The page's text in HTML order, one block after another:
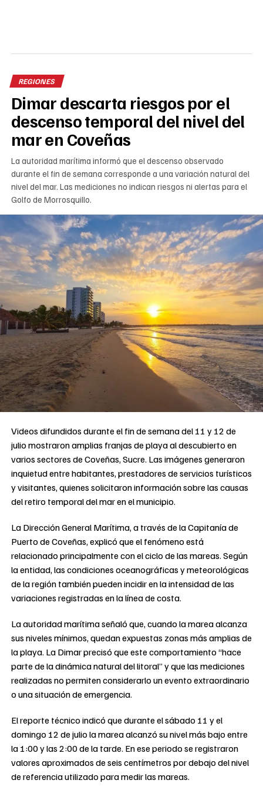
REGIONES
Dimar descarta riesgos por el
descenso temporal del nivel del
mar en Coveñas
La autoridad marítima informó que el descenso observado
durante el fin de semana corresponde a una variación natural del
nivel del mar. Las mediciones no indican riesgos ni alertas para el
Golfo de Morrosquillo.
Videos difundidos durante el fin de semana del 11 y 12 de
julio mostraron amplias franjas de playa al descubierto en
varios sectores de Coveñas, Sucre. Las imágenes generaron
inquietud entre habitantes, prestadores de servicios turísticos
y visitantes, quienes solicitaron información sobre las causas
del retiro temporal del mar en el municipio.
La Dirección General Marítima, a través de la Capitanía de
Puerto de Coveñas, explicó que el fenómeno está
relacionado principalmente con el ciclo de las mareas. Según
la entidad, las condiciones oceanográficas y meteorológicas
de la región también pueden incidir en la intensidad de las
variaciones registradas en la línea de costa.
La autoridad marítima señaló que, cuando la marea alcanza
sus niveles mínimos, quedan expuestas zonas más amplias de
la playa. La Dimar precisó que este comportamiento “hace
parte de la dinámica natural del litoral” y que las mediciones
realizadas no permiten considerarlo un evento extraordinario
o una situación de emergencia.
El reporte técnico indicó que durante el sábado 11 y el
domingo 12 de julio la marea alcanzó su nivel más bajo entre
la 1:00 y las 2:00 de la tarde. En ese periodo se registraron
valores aproximados de seis centímetros por debajo del nivel
de referencia utilizado para medir las mareas.